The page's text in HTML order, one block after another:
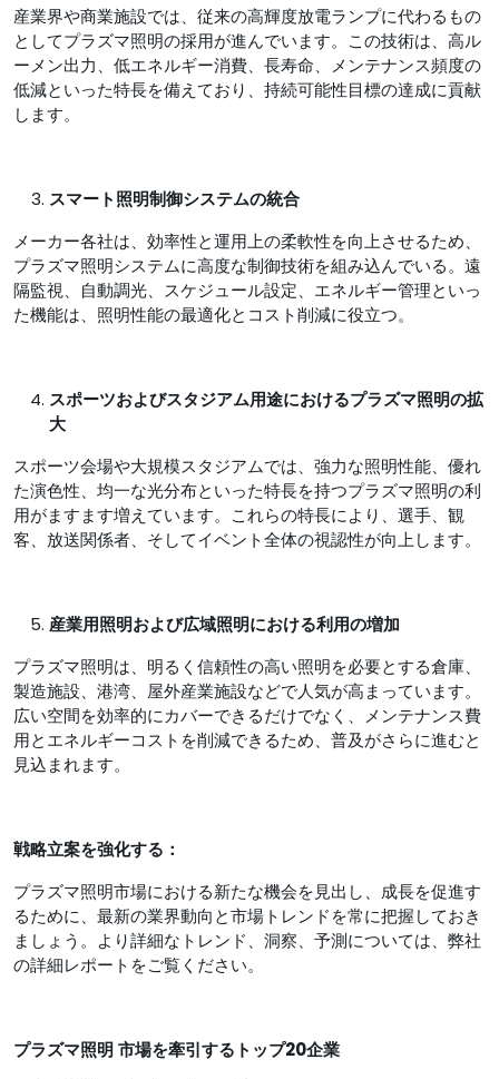
産業界や商業施設では、従来の高輝度放電ランプに代わるもの
としてプラズマ照明の採用が進んでいます。この技術は、高ル
ーメン出力、低エネルギー消費、長寿命、メンテナンス頻度の
低減といった特長を備えており、持続可能性目標の達成に貢献
します。
スマート照明制御システムの統合
メーカー各社は、効率性と運用上の柔軟性を向上させるため、
プラズマ照明システムに高度な制御技術を組み込んでいる。遠
隔監視、自動調光、スケジュール設定、エネルギー管理といっ
た機能は、照明性能の最適化とコスト削減に役立つ。
スポーツおよびスタジアム用途におけるプラズマ照明の拡
大
スポーツ会場や大規模スタジアムでは、強力な照明性能、優れ
た演色性、均一な光分布といった特長を持つプラズマ照明の利
用がますます増えています。これらの特長により、選手、観
客、放送関係者、そしてイベント全体の視認性が向上します。
産業用照明および広域照明における利用の増加
プラズマ照明は、明るく信頼性の高い照明を必要とする倉庫、
製造施設、港湾、屋外産業施設などで人気が高まっています。
広い空間を効率的にカバーできるだけでなく、メンテナンス費
用とエネルギーコストを削減できるため、普及がさらに進むと
見込まれます。
戦略立案を強化する：
プラズマ照明市場における新たな機会を見出し、成長を促進す
るために、最新の業界動向と市場トレンドを常に把握しておき
ましょう。より詳細なトレンド、洞察、予測については、弊社
の詳細レポートをご覧ください。
プラズマ照明 市場を牽引するトップ20企業